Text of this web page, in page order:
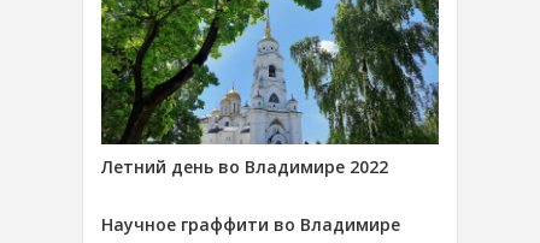
Летний день во Владимире 2022
Научное граффити во Владимире